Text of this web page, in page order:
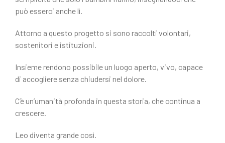
può esserci anche lì.
Attorno a questo progetto si sono raccolti volontari,
sostenitori e istituzioni.
Insieme rendono possibile un luogo aperto, vivo, capace
di accogliere senza chiudersi nel dolore.
C’è un’umanità profonda in questa storia, che continua a
crescere.
Leo diventa grande così.